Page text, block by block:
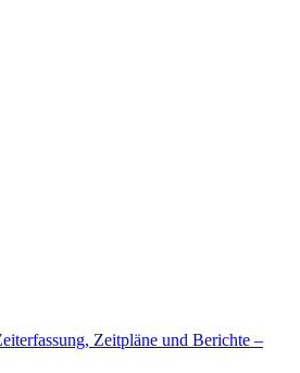
Zeitpläne und Berichte –